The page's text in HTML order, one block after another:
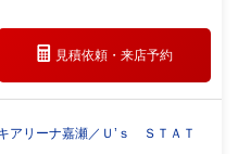
見積依頼・来店予約
アリーナ嘉瀬／Ｕ’ｓ ＳＴＡＴ